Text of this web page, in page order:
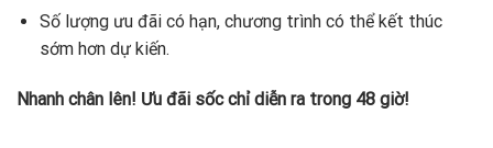
Số lượng ưu đãi có hạn, chương trình có thể kết thúc
sớm hơn dự kiến.
Nhanh chân lên! Ưu đãi sốc chỉ diễn ra trong 48 giờ!